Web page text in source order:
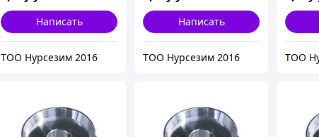
Написать
ТОО Нурсезим 2016
Написать
ТОО Нурсезим 2016 ТОО